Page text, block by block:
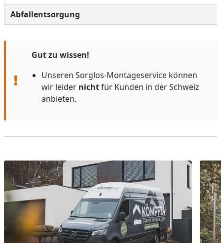
Abfallentsorgung
Gut zu wissen!
Unseren Sorglos-Montageservice können
wir leider nichtfür Kunden in der Schweiz
anbieten.